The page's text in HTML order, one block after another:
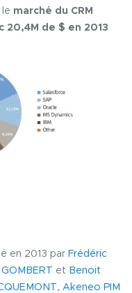
le marché du CRM
20,4M de $ en 2013
en 2013 par Frédéric
et Benoit
,Akeneo PIM